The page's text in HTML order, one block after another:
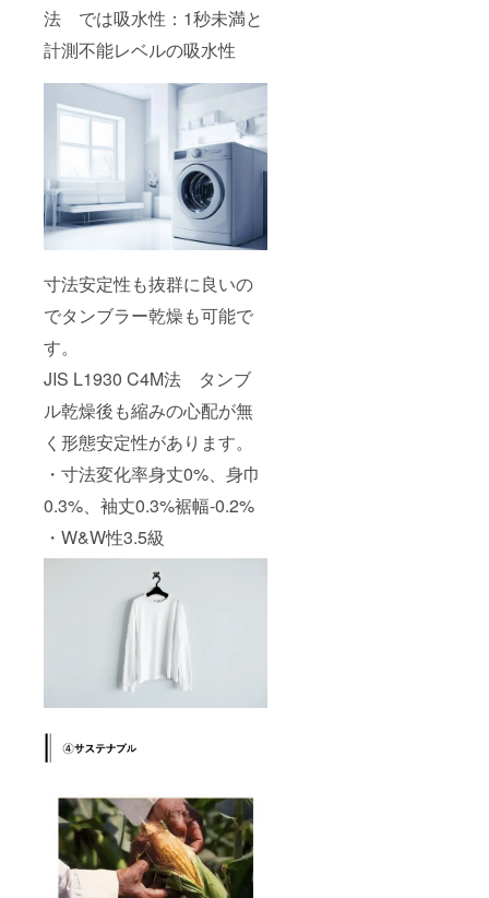
法 では吸水性：1秒未満と
計測不能レベルの吸水性
寸法安定性も抜群に良いの
でタンブラー乾燥も可能で
す。
JIS L1930 C4M法 タンブ
ル乾燥後も縮みの心配が無
く形態安定性があります。
・寸法変化率身丈0%、身巾
0.3%、袖丈0.3%裾幅-0.2%
・W&W性3.5級